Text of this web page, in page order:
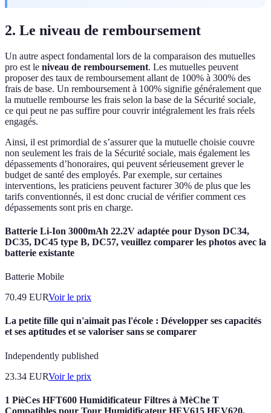
2. Le niveau de remboursement
Un autre aspect fondamental lors de la comparaison des mutuelles
pro est le niveau de remboursement. Les mutuelles peuvent
proposer des taux de remboursement allant de 100% à 300% des
frais de base. Un remboursement à 100% signifie généralement que
la mutuelle rembourse les frais selon la base de la Sécurité sociale,
ce qui peut ne pas suffire pour couvrir intégralement les frais réels
engagés.
Ainsi, il est primordial de s’assurer que la mutuelle choisie couvre
non seulement les frais de la Sécurité sociale, mais également les
dépassements d’honoraires, qui peuvent sérieusement grever le
budget de santé des employés. Par exemple, sur certaines
interventions, les praticiens peuvent facturer 30% de plus que les
tarifs conventionnés, il est donc crucial de vérifier comment ces
dépassements sont pris en charge.
Batterie Li-Ion 3000mAh 22.2V adaptée pour Dyson DC34,
DC35, DC45 type B, DC57, veuillez comparer les photos avec la
batterie existante
Batterie Mobile
70.49 EURVoir le prix
La petite fille qui n'aimait pas l'école : Développer ses capacités
et ses aptitudes et se valoriser sans se comparer
Independently published
23.34 EURVoir le prix
1 PièCes HFT600 Humidificateur Filtres à MèChe T
Compatibles pour Tour Humidificateur HEV615 HEV620,